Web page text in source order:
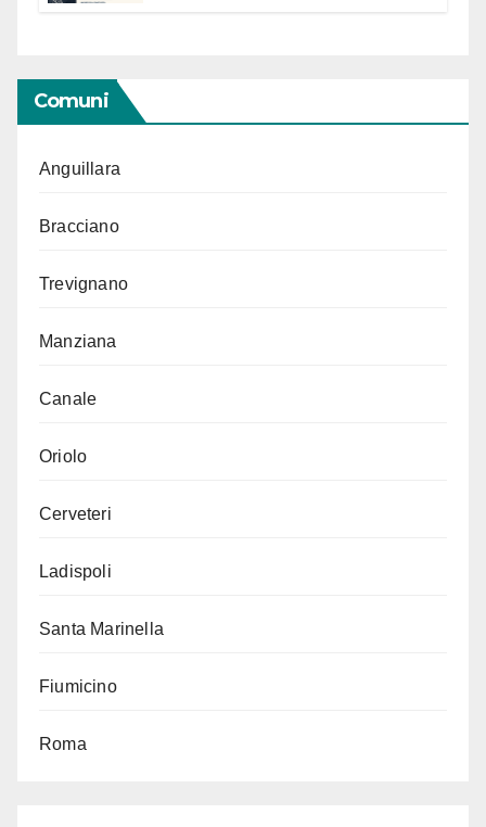
Comuni
Anguillara
Bracciano
Trevignano
Manziana
Canale
Oriolo
Cerveteri
Ladispoli
Santa Marinella
Fiumicino
Roma